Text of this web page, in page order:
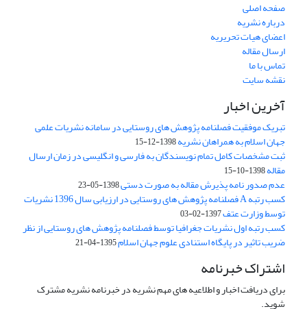
صفحه اصلی
درباره نشریه
اعضای هیات تحریریه
ارسال مقاله
تماس با ما
نقشه سایت
آخرین اخبار
تبریک موفقیت فصلنامه پژوهش های روستایی در سامانه نشریات علمی
جهان اسلام به همراهان نشریه1398-12-15
ثبت مشخصات کامل تمام نویسندگان به فارسی و انگلیسی در زمان ارسال
مقاله1398-10-15
عدم صدور نامه پذیرش مقاله به صورت دستی1398-05-23
کسب رتبه A فصلنامه پژوهش های روستایی در ارزیابی سال 1396 نشریات
توسط وزارت عتف1397-02-03
کسب رتبه اول نشریات جغرافیا توسط فصلنامه پژوهش های روستایی از نظر
ضریب تاثیر در پایگاه استنادی علوم جهان اسلام1395-04-21
اشتراک خبرنامه
برای دریافت اخبار و اطلاعیه های مهم نشریه در خبرنامه نشریه مشترک
شوید.